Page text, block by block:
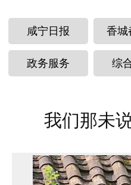
咸宁日报 香城
政务服务 综
我们那未